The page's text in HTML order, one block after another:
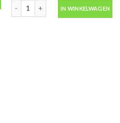
Motip Kompakt 51471 rood metallic
IN WINKELWAGEN